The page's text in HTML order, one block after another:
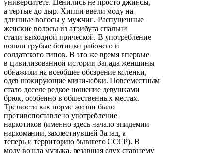
университете. Ценились не просто джинсы,
а тертые до дыр. Хиппи ввели моду на
длинные волосы у мужчин. Распущенные
женские волосы из атрибута спальни
стали выходной прической. В употребление
вошли грубые ботинки рабочего и
солдатского типов. В это же время впервые
в цивилизованной истории Запада женщины
обнажили на всеобщее обозрение коленки,
одев шокирующие мини-юбки. Повсеместным
стало доселе редкое ношение девушками
брюк, особенно в общественных местах.
Трезвости как норме жизни было
противопоставлено употребление
наркотиков (именно здесь начало эпидемии
наркомании, захлестнувшей Запад, а
теперь и территорию бывшего СССР). В
моду вошла музыка, резавшая слух старшему